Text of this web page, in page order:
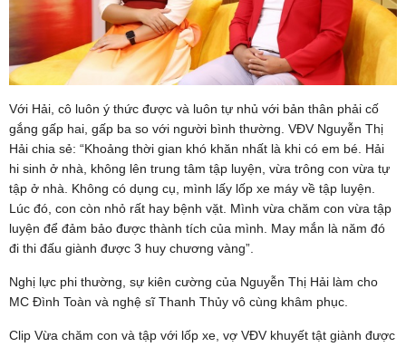
Với Hải, cô luôn ý thức được và luôn tự nhủ với bản thân phải cố
gắng gấp hai, gấp ba so với người bình thường. VĐV Nguyễn Thị
Hải chia sẻ: “Khoảng thời gian khó khăn nhất là khi có em bé. Hải
hi sinh ở nhà, không lên trung tâm tập luyện, vừa trông con vừa tự
tập ở nhà. Không có dụng cụ, mình lấy lốp xe máy về tập luyện.
Lúc đó, con còn nhỏ rất hay bệnh vặt. Mình vừa chăm con vừa tập
luyện để đảm bảo được thành tích của mình. May mắn là năm đó
đi thi đấu giành được 3 huy chương vàng”.
Nghị lực phi thường, sự kiên cường của Nguyễn Thị Hải làm cho
MC Đình Toàn và nghệ sĩ Thanh Thủy vô cùng khâm phục.
Clip Vừa chăm con và tập với lốp xe, vợ VĐV khuyết tật giành được